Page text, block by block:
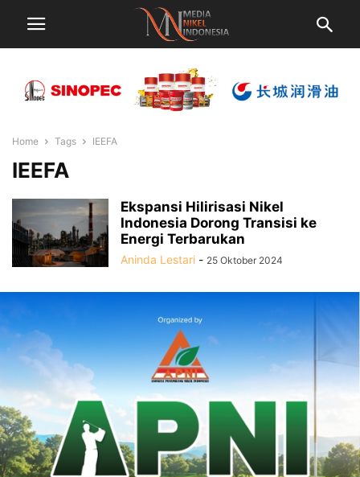
Home Tags IEEFA
IEEFA
Ekspansi Hilirisasi Nikel
Indonesia Dorong Transisi ke
Energi Terbarukan
Aninda Lestari - 25 Oktober 2024